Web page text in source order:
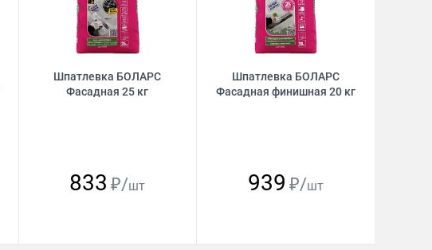
Шпатлевка БОЛАРС
Фасадная 25 кг
833 ₽/шт
Шпатлевка БОЛАРС
Фасадная финишная 20 кг
939 ₽/шт